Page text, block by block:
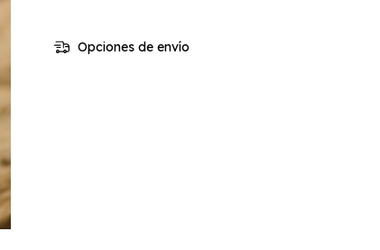
Opciones de envío